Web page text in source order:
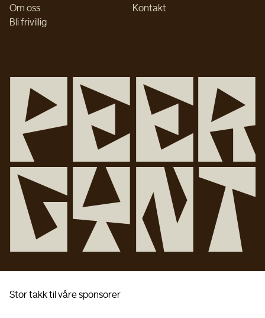
Om oss
Kontakt
Bli frivillig
Pee r
Gynt
Stor takk til våre sponsorer